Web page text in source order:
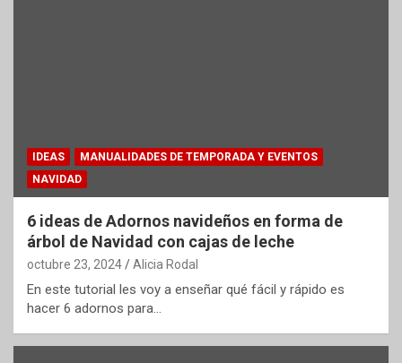
IDEAS
MANUALIDADES DE TEMPORADA Y EVENTOS
NAVIDAD
6 ideas de Adornos navideños en forma de
árbol de Navidad con cajas de leche
octubre 23, 2024 Alicia Rodal
En este tutorial les voy a enseñar qué fácil y rápido es
hacer 6 adornos para…